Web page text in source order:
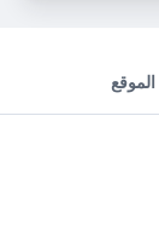
الموقع